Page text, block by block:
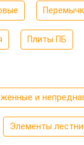
Плиты ПБ
и
Элементы